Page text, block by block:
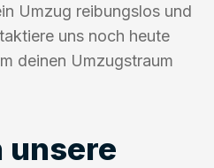
Umzug reibungslos und
uns noch heute
deinen Umzugstraum
unsere